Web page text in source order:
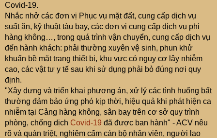
Covid-19.
Nhắc nhở các đơn vị Phục vụ mặt đất, cung cấp dịch vụ
suất ăn, kỹ thuật tàu bay, các đơn vị cung cấp dịch vụ phi
hàng không…, trong quá trình vận chuyển, cung cấp dịch vụ
đến hành khách: phải thường xuyên vệ sinh, phun khử
khuẩn bề mặt trang thiết bị, khu vực có nguy cơ lây nhiễm
cao, các vật tư y tế sau khi sử dụng phải bỏ đúng nơi quy
định.
"Xây dựng và triển khai phương án, xử lý các tình huống bất
thường đảm bảo ứng phó kịp thời, hiệu quả khi phát hiện ca
nhiễm tại Cảng hàng không, sân bay trên cơ sở quy trình
phòng, chống dịch Covid-19 đã được ban hành" - ACV nêu
rõ và quán triệt, nghiêm cấm cán bộ nhân viên, người lao